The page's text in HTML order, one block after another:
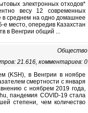
электронных отходов*
весу 12 современных
в среднем на одно домашнее
е место, опередив Казахстан
в Венгрии общий ...
Общество
21.616, комментариев: 0
(KSH), в Венгрии в ноябре
смертности с января
с ноябрем 2019 года,
пандемия COVID-19 стала
степени, чем количество